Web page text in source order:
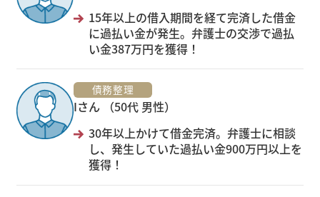
15年以上の借入期間を経て完済した借金
に過払い金が発生。弁護士の交渉で過払
い金387万円を獲得！
債務整理
Iさん （50代 男性）
30年以上かけて借金完済。弁護士に相談
し、発生していた過払い金900万円以上を
獲得！